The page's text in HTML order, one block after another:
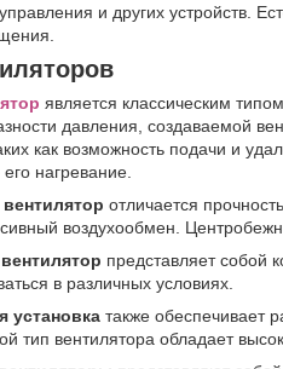
и других устройств.
является классическим
давления, создаваемой
как возможность подачи и
нагревание.
отличается
воздухообмен.
представляет собой
в различных условиях.
установка также обеспечивает
тип вентилятора обладает